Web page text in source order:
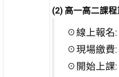
(2) 高一高二課
☉線上報名:
☉現場繳費:
☉開始上課: